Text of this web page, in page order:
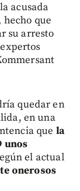
acusada
que
su arresto
quedar en
en una
que la
unos
el actual
onerosos